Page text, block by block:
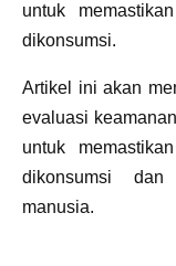
untuk
dikonsumsi.
Artikel ini akan
evaluasi
untuk
dikonsumsi dan
manusia.